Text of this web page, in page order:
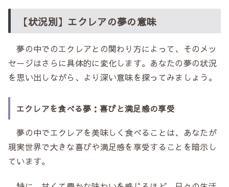
【状況別】エクレアの夢の意味
夢の中でのエクレアとの関わり方によって、そのメッ
セージはさらに具体的に変化します。あなたの夢の状況
を思い出しながら、より深い意味を探ってみましょう。
エクレアを食べる夢：喜びと満足感の享受
夢の中でエクレアを美味しく食べることは、あなたが
現実世界で大きな喜びや満足感を享受することを暗示し
ています。